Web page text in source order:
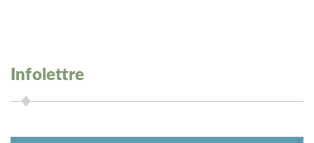
Infolettre